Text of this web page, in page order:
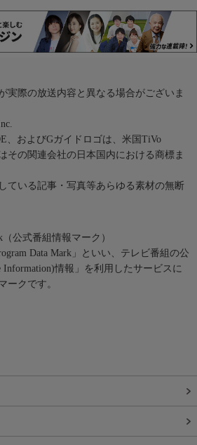
実際の放送内容と異なる場合がございま
、およびGガイドロゴは、米国TiVo
その関連会社の日本国内における商標ま
ている記事・写真等あらゆる素材の無断
公式番組情報マーク）
Data Mark」といい、テレビ番組の公
Information)情報」を利用したサービスに
ークです。